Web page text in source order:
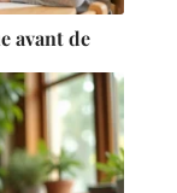
avant de